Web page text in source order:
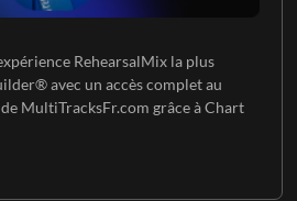
RehearsalMix la plus
avec un accès complet au
MultiTracksFr.com grâce à Chart